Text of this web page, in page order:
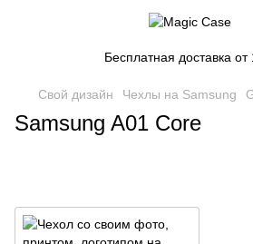
Бесплатная доставка от
Свой дизайн Чехлы на Samsung
Samsung A01 Core